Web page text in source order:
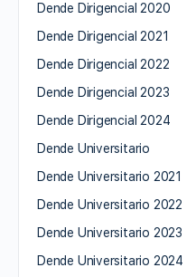
Dende Dirigencial 2020
Dende Dirigencial 2021
Dende Dirigencial 2022
Dende Dirigencial 2023
Dende Dirigencial 2024
Dende Universitario
Dende Universitario 2021
Dende Universitario 2022
Dende Universitario 2023
Dende Universitario 2024